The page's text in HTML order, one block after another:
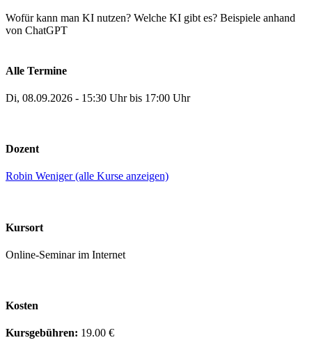
Wofür kann man KI nutzen? Welche KI gibt es? Beispiele anhand
von ChatGPT
Alle Termine
Di, 08.09.2026 - 15:30 Uhr bis 17:00 Uhr
Dozent
Robin Weniger (alle Kurse anzeigen)
Kursort
Online-Seminar im Internet
Kosten
Kursgebühren: 19.00 €